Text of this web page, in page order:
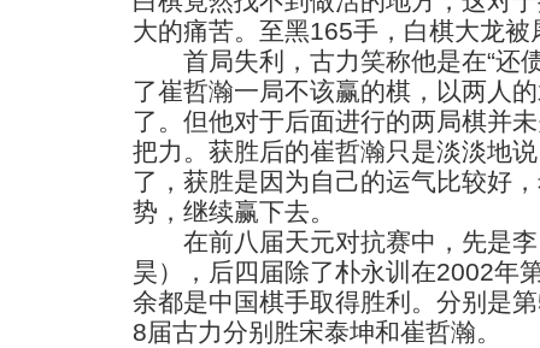
大的痛苦。至黑165手，白棋大龙
首局失利，古力笑称他是在“还
了崔哲瀚一局不该赢的棋，以两人
了。但他对于后面进行的两局棋并
把力。获胜后的崔哲瀚只是淡淡地
了，获胜是因为自己的运气比较好
势，继续赢下去。
在前八届天元对抗赛中，先是李
昊），后四届除了朴永训在2002年
余都是中国棋手取得胜利。分别是
8届古力分别胜宋泰坤和崔哲瀚。